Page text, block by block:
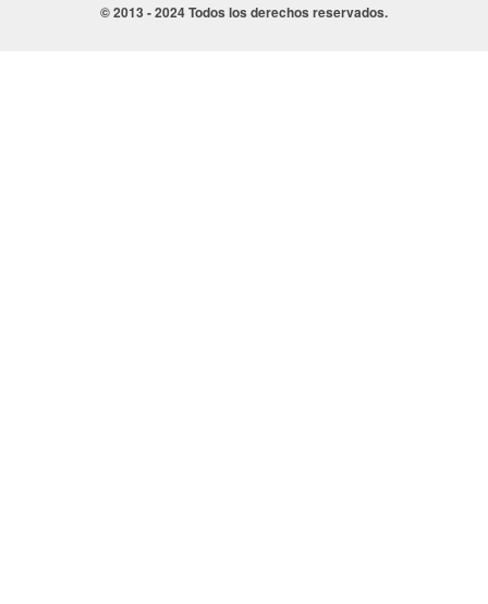
© 2013 - 2024 Todos los derechos reservados.